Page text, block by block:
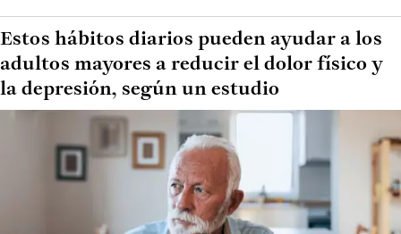
Estos hábitos diarios pueden ayudar a los
adultos mayores a reducir el dolor físico y
la depresión, según un estudio